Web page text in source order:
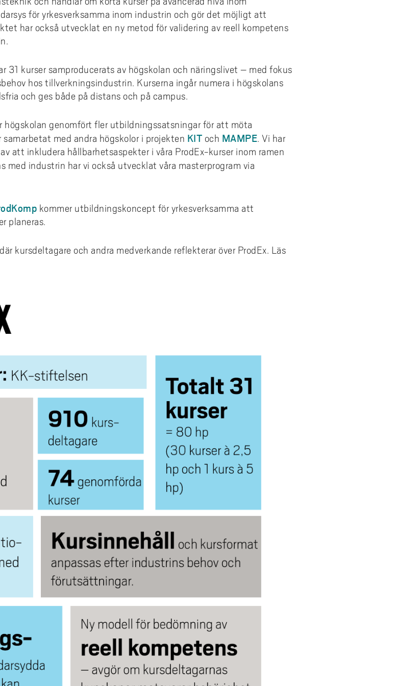
för yrkesverksamma inom industrin och gör det möjligt att
har också utvecklat en ny metod för validering av reell kompetens
kurser samproducerats av högskolan och näringslivet – med fokus
hos tillverkningsindustrin. Kurserna ingår numera i högskolans
och ges både på distans och på campus.
högskolan genomfört fler utbildningssatsningar för att möta
med andra högskolor i projekten KIT och MAMPE. Vi har
att inkludera hållbarhetsaspekter i våra ProdEx-kurser inom ramen
med industrin har vi också utvecklat våra masterprogram via
kommer utbildningskoncept för yrkesverksamma att
planeras.
kursdeltagare och andra medverkande reflekterar över ProdEx. Läs